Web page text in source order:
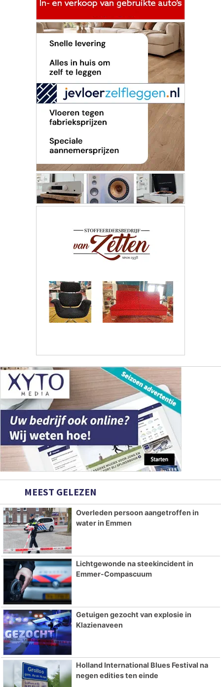
MEEST GELEZEN
Overleden persoon aangetroffen in
water in Emmen
Lichtgewonde na steekincident in
Emmer-Compascuum
Getuigen gezocht van explosie in
Klazienaveen
Holland International Blues Festival na
negen edities ten einde